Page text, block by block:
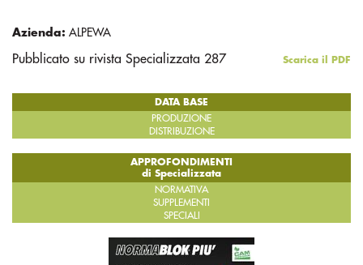
Azienda: ALPEWA
Pubblicato su rivista Specializzata 287 Scarica il PDF
DATA BASE
PRODUZIONE
DISTRIBUZIONE
APPROFONDIMENTI
di Specializzata
NORMATIVA
SUPPLEMENTI
SPECIALI